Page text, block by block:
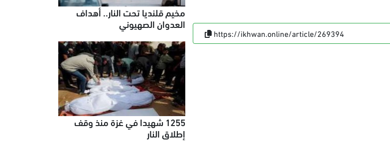
https://ikhwan.online/article/269394
مخيم قلنديا تحت النار.. أهداف
العدوان الصهيوني
1255 شهيدا في غزة منذ وقف
إطلاق النار